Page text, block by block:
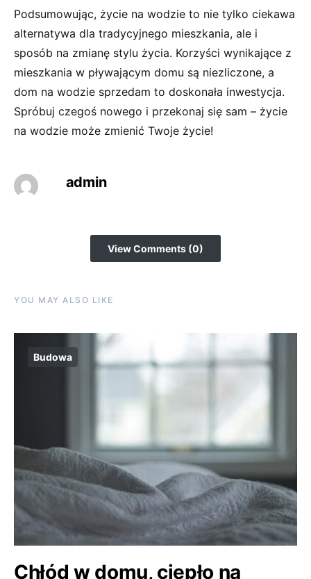
Podsumowując, życie na wodzie to nie tylko ciekawa
alternatywa dla tradycyjnego mieszkania, ale i
sposób na zmianę stylu życia. Korzyści wynikające z
mieszkania w pływającym domu są niezliczone, a
dom na wodzie sprzedam to doskonała inwestycja.
Spróbuj czegoś nowego i przekonaj się sam – życie
na wodzie może zmienić Twoje życie!
admin
View Comments (0)
YOU MAY ALSO LIKE
Budowa
Chłód w domu, ciepło na